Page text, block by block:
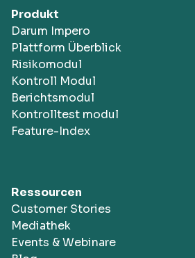
Produkt
Darum Impero
Plattform Überblick
Risikomodul
Kontroll Modul
Berichtsmodul
Kontrolltest modul
Feature-Index
Ressourcen
Customer Stories
Mediathek
Events & Webinare